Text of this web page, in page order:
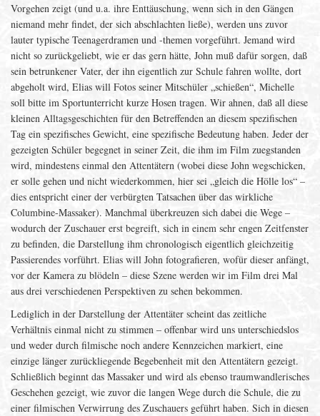
Vorgehen zeigt (und u.a. ihre Enttäuschung, wenn sich in den Gängen
niemand mehr findet, der sich abschlachten ließe), werden uns zuvor
lauter typische Teenagerdramen und -themen vorgeführt. Jemand wird
nicht so zurückgeliebt, wie er das gern hätte, John muß dafür sorgen, daß
sein betrunkener Vater, der ihn eigentlich zur Schule fahren wollte, dort
abgeholt wird, Elias will Fotos seiner Mitschüler „schießen“, Michelle
soll bitte im Sportunterricht kurze Hosen tragen. Wir ahnen, daß all diese
kleinen Alltagsgeschichten für den Betreffenden an diesem spezifischen
Tag ein spezifisches Gewicht, eine spezifische Bedeutung haben. Jeder der
gezeigten Schüler begegnet in seiner Zeit, die ihm im Film zuegstanden
wird, mindestens einmal den Attentätern (wobei diese John wegschicken,
er solle gehen und nicht wiederkommen, hier sei „gleich die Hölle los“ –
dies entspricht einer der verbürgten Tatsachen über das wirkliche
Columbine-Massaker). Manchmal überkreuzen sich dabei die Wege –
wodurch der Zuschauer erst begreift, sich in einem sehr engen Zeitfenster
zu befinden, die Darstellung ihm chronologisch eigentlich gleichzeitig
Passierendes vorführt. Elias will John fotografieren, wofür dieser anfängt,
vor der Kamera zu blödeln – diese Szene werden wir im Film drei Mal
aus drei verschiedenen Perspektiven zu sehen bekommen.
Lediglich in der Darstellung der Attentäter scheint das zeitliche
Verhältnis einmal nicht zu stimmen – offenbar wird uns unterschiedslos
und weder durch filmische noch andere Kennzeichen markiert, eine
einzige länger zurückliegende Begebenheit mit den Attentätern gezeigt.
Schließlich beginnt das Massaker und wird als ebenso traumwandlerisches
Geschehen gezeigt, wie zuvor die langen Wege durch die Schule, die zu
einer filmischen Verwirrung des Zuschauers geführt haben. Sich in diesen